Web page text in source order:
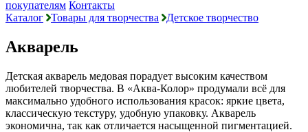
покупателям Контакты
Каталог
Товары для творчества Детское творчество
Акварель
Детская акварель медовая порадует высоким качеством
любителей творчества. В «Аква-Колор» продумали всё для
максимально удобного использования красок: яркие цвета,
классическую текстуру, удобную упаковку. Акварель
экономична, так как отличается насыщенной пигментацией.